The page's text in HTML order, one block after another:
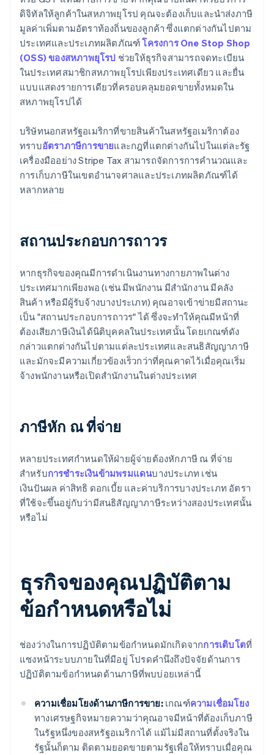
ดิจิทัลให้ลูกค้าในสหภาพยุโรป คุณจะต้องเก็บและนำส่งภาษี
มูลค่าเพิ่มตามอัตราท้องถิ่นของลูกค้า ซึ่งแตกต่างกันไปตาม
ประเทศและประเภทผลิตภัณฑ์โครงการ One Stop Shop
(OSS) ของสหภาพยุโรป ช่วยให้ธุรกิจสามารถจดทะเบียน
ในประเทศสมาชิกสหภาพยุโรปเพียงประเทศเดียว และยื่น
แบบแสดงรายการเดียวที่ครอบคลุมยอดขายทั้งหมดใน
สหภาพยุโรปได้
บริษัทนอกสหรัฐอเมริกาที่ขายสินค้าในสหรัฐอเมริกาต้อง
ทราบอัตราภาษีการขายและกฎที่แตกต่างกันไปในแต่ละรัฐ
เครื่องมืออย่าง Stripe Tax สามารถจัดการการคำนวณและ
การเก็บภาษีในเขตอำนาจศาลและประเภทผลิตภัณฑ์ได้
หลากหลาย
สถานประกอบการถาวร
หากธุรกิจของคุณมีการดำเนินงานทางกายภาพในต่าง
ประเทศมากเพียงพอ (เช่น มีพนักงาน มีสำนักงาน มีคลัง
สินค้า หรือมีผู้รับจ้างบางประเภท) คุณอาจเข้าข่ายมีสถานะ
เป็น "สถานประกอบการถาวร" ได้ ซึ่งจะทำให้คุณมีหน้าที่
ต้องเสียภาษีเงินได้นิติบุคคลในประเทศนั้น โดยเกณฑ์ดัง
กล่าวแตกต่างกันไปตามแต่ละประเทศและสนธิสัญญาภาษี
และมักจะมีความเกี่ยวข้องเร็วกว่าที่คุณคาดไว้เมื่อคุณเริ่ม
จ้างพนักงานหรือเปิดสำนักงานในต่างประเทศ
ภาษีหัก ณ ที่จ่าย
หลายประเทศกำหนดให้ฝ่ายผู้จ่ายต้องหักภาษี ณ ที่จ่าย
สำหรับการชำระเงินข้ามพรมแดนบางประเภท เช่น
เงินปันผล ค่าสิทธิ ดอกเบี้ย และค่าบริการบางประเภท อัตรา
ที่ใช้จะขึ้นอยู่กับว่ามีสนธิสัญญาภาษีระหว่างสองประเทศนั้น
หรือไม่
ธุรกิจของคุณปฏิบัติตาม
ข้อกำหนดหรือไม่
ช่องว่างในการปฏิบัติตามข้อกำหนดมักเกิดจากการเติบโตที่
แซงหน้าระบบภายในที่มีอยู่ โปรดคำนึงถึงปัจจัยด้านการ
ปฏิบัติตามข้อกำหนดด้านภาษีที่พบบ่อยเหล่านี้
ความเชื่อมโยงด้านภาษีการขาย:เกณฑ์ความเชื่อมโยง
ทางเศรษฐกิจหมายความว่าคุณอาจมีหน้าที่ต้องเก็บภาษี
ในรัฐหนึ่งของสหรัฐอเมริกาได้ แม้ไม่มีสถานที่ตั้งจริงใน
รัฐนั้นก็ตาม ติดตามยอดขายตามรัฐเพื่อให้ทราบเมื่อคุณ